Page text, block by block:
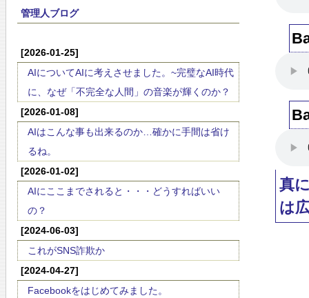
管理人ブログ
[2026-01-25]
AIについてAIに考えさせました。~完璧なAI時代
に、なぜ「不完全な人間」の音楽が輝くのか？
[2026-01-08]
AIはこんな事も出来るのか…確かに手間は省け
るね。
[2026-01-02]
AIにここまでされると・・・どうすればいい
の？
[2024-06-03]
これがSNS詐欺か
[2024-04-27]
Facebookをはじめてみました。
真
は